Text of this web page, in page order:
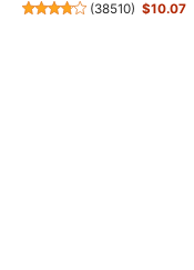
(38510) $10.07